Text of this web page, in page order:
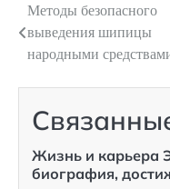
Навигация
по
записям
Методы безопасного
выведения шипицы
народными
Жизнь и карьера
биография,